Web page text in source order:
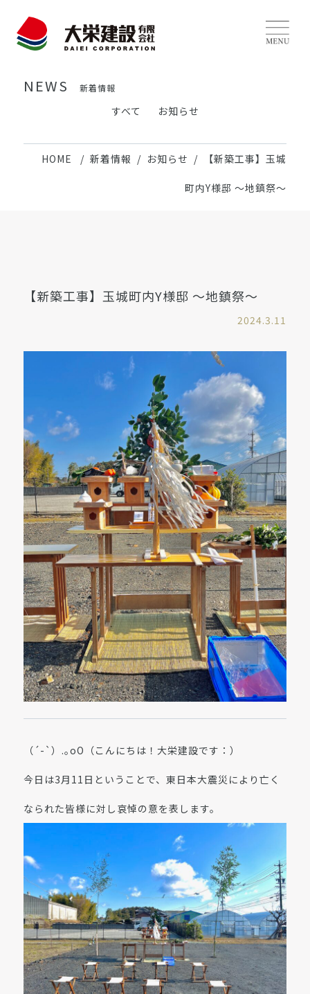
NEWS 新着情報
すべて お知らせ
HOME 新着情報 お知らせ 【新築工事】玉城
町内Y様邸 〜地鎮祭〜
【新築工事】玉城町内Y様邸 〜地鎮祭〜
2024.3.11
（´-`）.｡oO（こんにちは！大栄建設です：）
今日は3月11日ということで、東日本大震災により亡く
なられた皆様に対し哀悼の意を表します。